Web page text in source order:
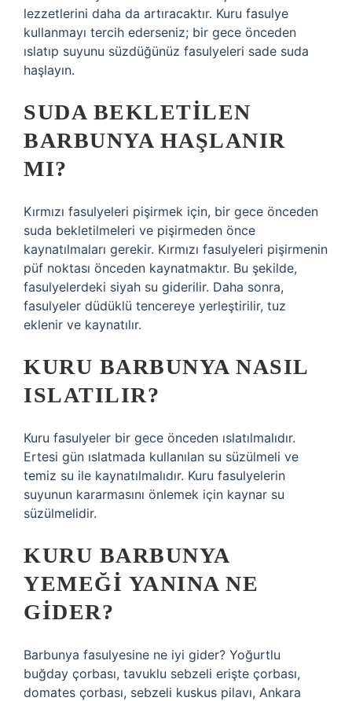
lezzetlerini daha da artıracaktır. Kuru fasulye
kullanmayı tercih ederseniz; bir gece önceden
ıslatıp suyunu süzdüğünüz fasulyeleri sade suda
haşlayın.
SUDA BEKLETILEN
BARBUNYA HAŞLANIR
MI?
Kırmızı fasulyeleri pişirmek için, bir gece önceden
suda bekletilmeleri ve pişirmeden önce
kaynatılmaları gerekir. Kırmızı fasulyeleri pişirmenin
püf noktası önceden kaynatmaktır. Bu şekilde,
fasulyelerdeki siyah su giderilir. Daha sonra,
fasulyeler düdüklü tencereye yerleştirilir, tuz
eklenir ve kaynatılır.
KURU BARBUNYA NASIL
ISLATILIR?
Kuru fasulyeler bir gece önceden ıslatılmalıdır.
Ertesi gün ıslatmada kullanılan su süzülmeli ve
temiz su ile kaynatılmalıdır. Kuru fasulyelerin
suyunun kararmasını önlemek için kaynar su
süzülmelidir.
KURU BARBUNYA
YEMEĞI YANINA NE
GIDER?
Barbunya fasulyesine ne iyi gider? Yoğurtlu
buğday çorbası, tavuklu sebzeli erişte çorbası,
domates çorbası, sebzeli kuskus pilavı, Ankara